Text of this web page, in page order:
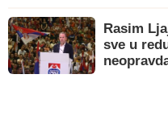
Rasim
sve u